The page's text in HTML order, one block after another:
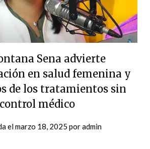
Sena advierte
en salud femenina y
de los tratamientos sin
control médico
elmarzo 18, 2025 poradmin